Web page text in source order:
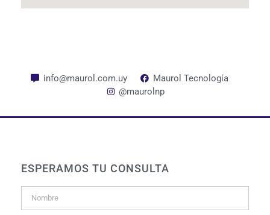
info@maurol.com.uy
Maurol Tecnología
@maurolnp
ESPERAMOS TU CONSULTA